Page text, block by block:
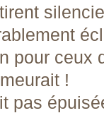
pour ceux
!
pas